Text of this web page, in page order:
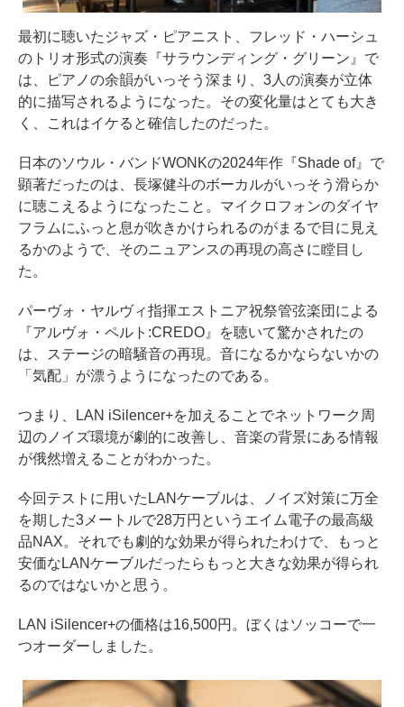
最初に聴いたジャズ・ピアニスト、フレッド・ハーシュ
のトリオ形式の演奏『サラウンディング・グリーン』で
は、ピアノの余韻がいっそう深まり、3人の演奏が立体
的に描写されるようになった。その変化量はとても大き
く、これはイケると確信したのだった。
日本のソウル・バンドWONKの2024年作『Shade of』で
顕著だったのは、長塚健斗のボーカルがいっそう滑らか
に聴こえるようになったこと。マイクロフォンのダイヤ
フラムにふっと息が吹きかけられるのがまるで目に見え
るかのようで、そのニュアンスの再現の高さに瞠目し
た。
パーヴォ・ヤルヴィ指揮エストニア祝祭管弦楽団による
『アルヴォ・ペルト:CREDO』を聴いて驚かされたの
は、ステージの暗騒音の再現。音になるかならないかの
「気配」が漂うようになったのである。
つまり、LAN iSilencer+を加えることでネットワーク周
辺のノイズ環境が劇的に改善し、音楽の背景にある情報
が俄然増えることがわかった。
今回テストに用いたLANケーブルは、ノイズ対策に万全
を期した3メートルで28万円というエイム電子の最高級
品NAX。それでも劇的な効果が得られたわけで、もっと
安価なLANケーブルだったらもっと大きな効果が得られ
るのではないかと思う。
LAN iSilencer+の価格は16,500円。ぼくはソッコーで一
つオーダーしました。